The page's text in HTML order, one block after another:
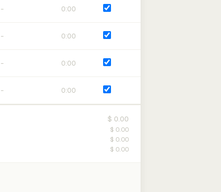
0:00
0:00
0:00
0:00
$ 0.00
$ 0.00
$ 0.00
$ 0.00